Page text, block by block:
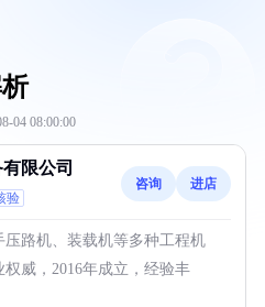
04 08:00:00
限公司
验
咨询 进店
路机、装载机等多种工程机
威，2016年成立，经验丰